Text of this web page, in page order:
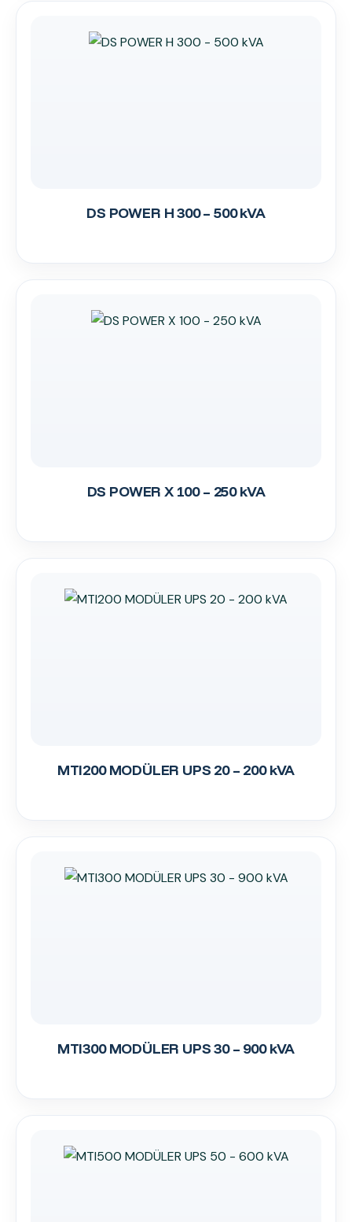
DS POWER H 300 – 500 kVA
DS POWER X 100 – 250 kVA
MTI200 MODÜLER UPS 20 – 200 kVA
MTI300 MODÜLER UPS 30 – 900 kVA